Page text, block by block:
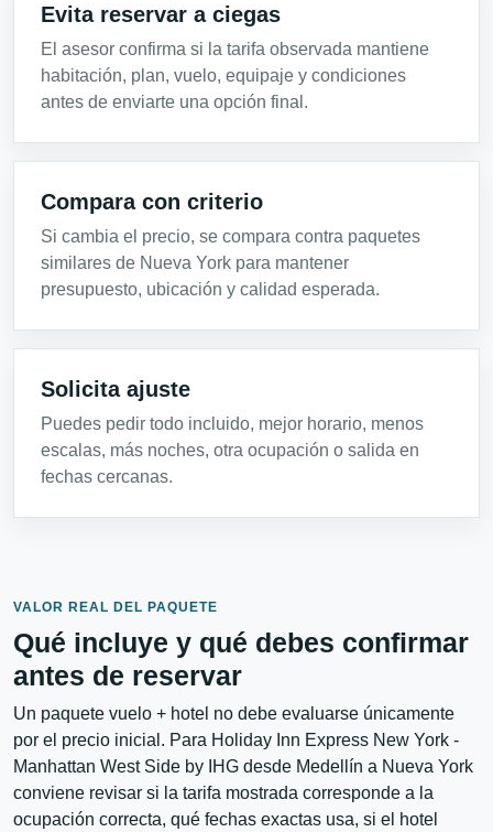
Evita reservar a ciegas
El asesor confirma si la tarifa observada mantiene
habitación, plan, vuelo, equipaje y condiciones
antes de enviarte una opción final.
Compara con criterio
Si cambia el precio, se compara contra paquetes
similares de Nueva York para mantener
presupuesto, ubicación y calidad esperada.
Solicita ajuste
Puedes pedir todo incluido, mejor horario, menos
escalas, más noches, otra ocupación o salida en
fechas cercanas.
VALOR REAL DEL PAQUETE
Qué incluye y qué debes confirmar
antes de reservar
Un paquete vuelo + hotel no debe evaluarse únicamente
por el precio inicial. Para Holiday Inn Express New York -
Manhattan West Side by IHG desde Medellín a Nueva York
conviene revisar si la tarifa mostrada corresponde a la
ocupación correcta, qué fechas exactas usa, si el hotel